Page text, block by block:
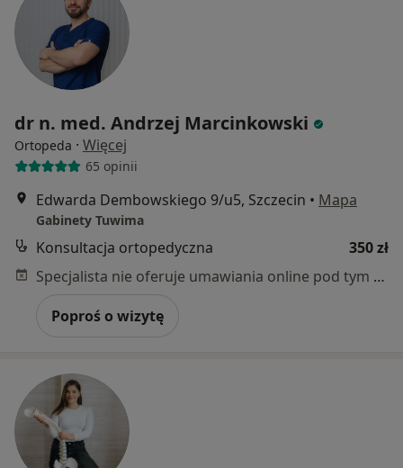
dr n. med. Andrzej Marcinkowski
Ortopeda · Więcej
65 opinii
Edwarda Dembowskiego 9/u5, Szczecin • Mapa
Gabinety Tuwima
Konsultacja ortopedyczna
350 zł
Specjalista nie oferuje umawiania online pod tym adresem.
Poproś o wizytę